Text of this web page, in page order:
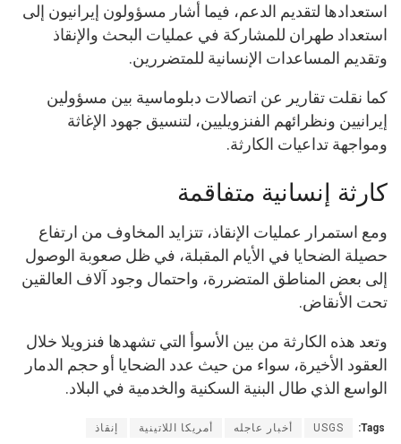
استعدادها لتقديم الدعم، فيما أشار مسؤولون إيرانيون إلى
استعداد طهران للمشاركة في عمليات البحث والإنقاذ
وتقديم المساعدات الإنسانية للمتضررين.
كما نقلت تقارير عن اتصالات دبلوماسية بين مسؤولين
إيرانيين ونظرائهم الفنزويليين، لتنسيق جهود الإغاثة
ومواجهة تداعيات الكارثة.
كارثة إنسانية متفاقمة
ومع استمرار عمليات الإنقاذ، تتزايد المخاوف من ارتفاع
حصيلة الضحايا في الأيام المقبلة، في ظل صعوبة الوصول
إلى بعض المناطق المتضررة، واحتمال وجود آلاف العالقين
تحت الأنقاض.
وتعد هذه الكارثة من بين الأسوأ التي تشهدها فنزويلا خلال
العقود الأخيرة، سواء من حيث عدد الضحايا أو حجم الدمار
الواسع الذي طال البنية السكنية والخدمية في البلاد.
Tags:
USGS أخبار عاجله أمريكا اللاتينية إنقاذ